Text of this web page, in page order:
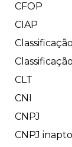
CFOP
CIAP
CLT
CNI
CNPJ
CNPJ inapto